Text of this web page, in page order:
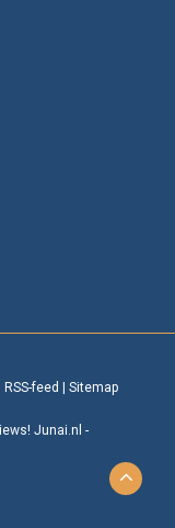
RSS-feed Sitemap
Junai.nl -